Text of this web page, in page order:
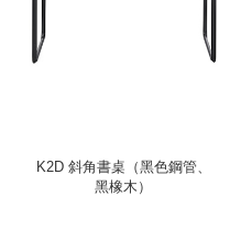
K2D 斜角書桌（黑色鋼管、
黑橡木）